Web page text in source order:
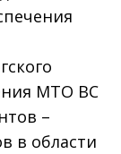
МТО ВС
–
в области